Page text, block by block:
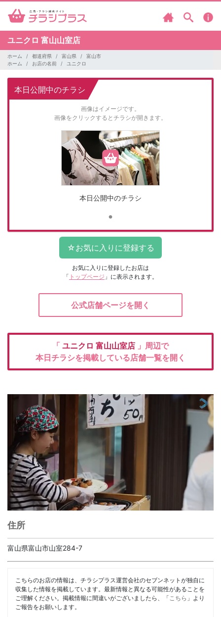
ユニクロ 富山山室店
ホーム 都道府県 富山県
富山市
ホーム
お店の名前 ユニクロ
本日公開中のチラシ
画像はイメージです。
画像をクリックするとチラシが開きます。
本日公開中のチラシ
お気に入りに登録したお店は
「 トップページ 」に表示されます。
公式店舗ページを開く
「 ユニクロ 富山山室店 」周辺で
本日チラシを掲載している店舗一覧を開く
住所
富山県富山市山室284-7
こちらのお店の情報は、チラシプラス運営会社のセブンネットが独自に
収集した情報を掲載しています。最新情報と異なる可能性があることを
ご理解ください。掲載情報に間違いがございましたら、「 こちら 」より
ご報告をお願いします。